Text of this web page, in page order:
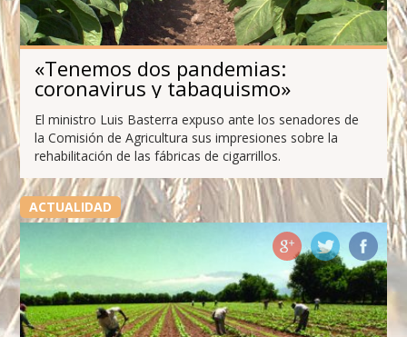
«Tenemos dos pandemias:
coronavirus y tabaquismo»
El ministro Luis Basterra expuso ante los senadores de
la Comisión de Agricultura sus impresiones sobre la
rehabilitación de las fábricas de cigarrillos.
ACTUALIDAD